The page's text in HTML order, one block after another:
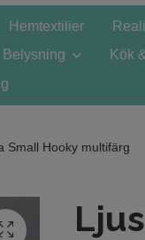
Hemtextilier
Belysning Kök
Small Hooky multifärg